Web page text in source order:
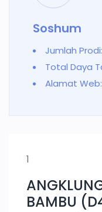
Soshum
Jumlah
Total Daya
Alamat Web:
1
BAMBU